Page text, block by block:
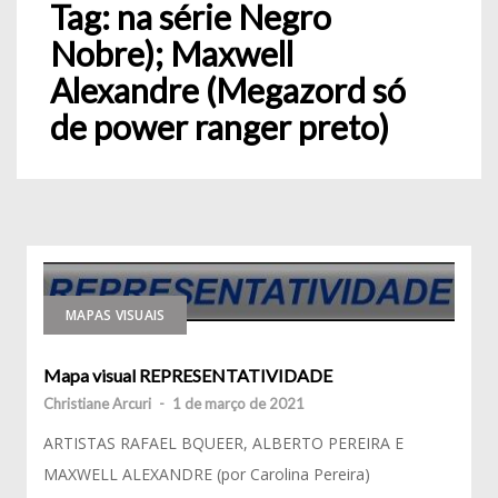
Tag: na série Negro
Nobre); Maxwell
Alexandre (Megazord só
de power ranger preto)
MAPAS VISUAIS
Mapa visual REPRESENTATIVIDADE
Christiane Arcuri - 1 de março de 2021
ARTISTAS RAFAEL BQUEER, ALBERTO PEREIRA E
MAXWELL ALEXANDRE (por Carolina Pereira)